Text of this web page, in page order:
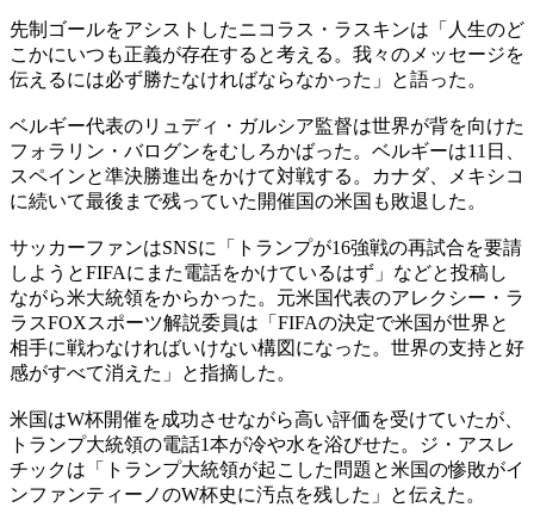
先制ゴールをアシストしたニコラス・ラスキンは「人生のど
こかにいつも正義が存在すると考える。我々のメッセージを
伝えるには必ず勝たなければならなかった」と語った。
ベルギー代表のリュディ・ガルシア監督は世界が背を向けた
フォラリン・バログンをむしろかばった。ベルギーは11日、
スペインと準決勝進出をかけて対戦する。カナダ、メキシコ
に続いて最後まで残っていた開催国の米国も敗退した。
サッカーファンはSNSに「トランプが16強戦の再試合を要請
しようとFIFAにまた電話をかけているはず」などと投稿し
ながら米大統領をからかった。元米国代表のアレクシー・ラ
ラスFOXスポーツ解説委員は「FIFAの決定で米国が世界と
相手に戦わなければいけない構図になった。世界の支持と好
感がすべて消えた」と指摘した。
米国はW杯開催を成功させながら高い評価を受けていたが、
トランプ大統領の電話1本が冷や水を浴びせた。ジ・アスレ
チックは「トランプ大統領が起こした問題と米国の惨敗がイ
ンファンティーノのW杯史に汚点を残した」と伝えた。